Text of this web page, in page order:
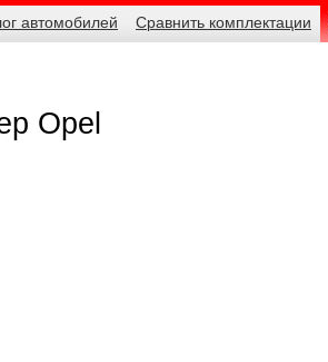
автомобилей Сравнить комплектации
Opel